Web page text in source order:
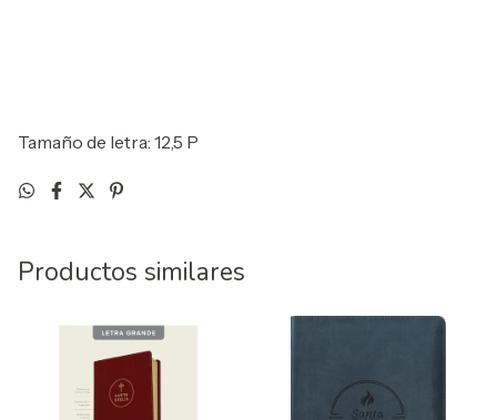
Tamaño de letra: 12,5 P
Productos similares